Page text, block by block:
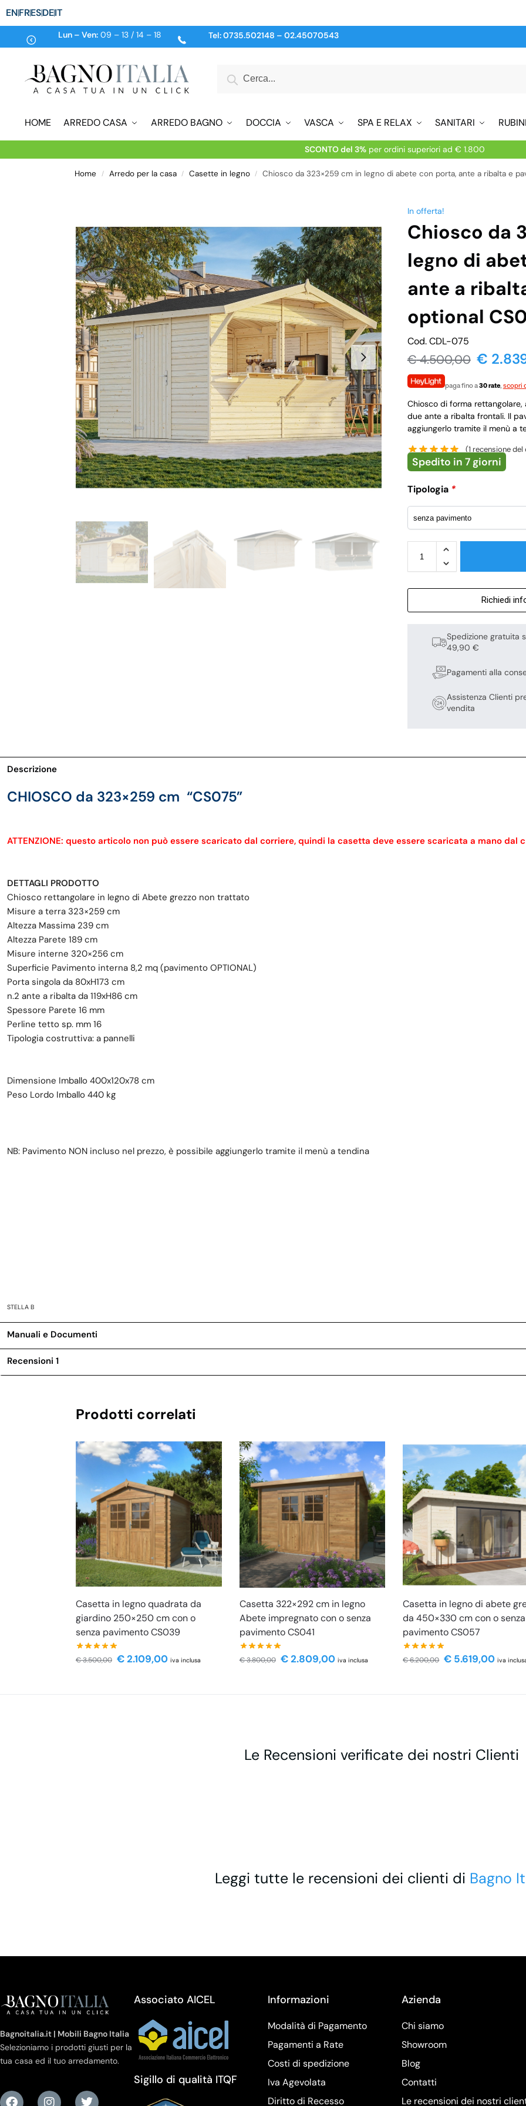
ENFRESDEIT
Lun – Ven:09 – 13 / 14 – 18 Tel:0735.502148 – 02.45070543
HOME ARREDO CASA ARREDO BAGNO DOCCIA VASCA SPA E RELAX SANITARI
SCONTO del 3%per ordini superiori ad € 1.800
Home / Arredo per la casa / Casette in legno / Chiosco da 323×259 cm in legno di abete con porta, ante a ribalta e
In offerta!
Chiosco da
legno di
ante a
optional
Cod. CDL-075
€4.500,00 €
paga fino a30 rate, scopri
Chiosco di forma
due ante a ribalta frontali. Il
aggiungerlo tramite il menù a
(1 recensione del
Spedito in 7 giorni
Tipologia *
Richiedi
Spedizione gratuita
49,90 €
Pagamenti alla
Assistenza Clienti
vendita
Descrizione
CHIOSCO da 323×259 cm “CS075”
ATTENZIONE: questo articolo non può essere scaricato dal corriere, quindi la casetta deve essere scaricata a mano
DETTAGLI PRODOTTO
Chiosco rettangolare in legno di Abete grezzo non trattato
Misure a terra 323×259 cm
Altezza Massima 239 cm
Altezza Parete 189 cm
Misure interne 320×256 cm
Superficie Pavimento interna 8,2 mq (pavimento OPTIONAL)
Porta singola da 80xH173 cm
n.2 ante a ribalta da 119xH86 cm
Spessore Parete 16 mm
Perline tetto sp. mm 16
Tipologia costruttiva: a pannelli
Dimensione Imballo 400x120x78 cm
Peso Lordo Imballo 440 kg
NB: Pavimento NON incluso nel prezzo, è possibile aggiungerlo tramite il menù a tendina
STELLA B
Manuali e Documenti
Recensioni 1
Prodotti correlati
Casetta in legno quadrata da
giardino 250×250 cm con o
senza pavimento CS039
€3.500,00 €2.109,00 iva inclusa
Casetta 322×292 cm in legno
Abete impregnato con o senza
pavimento CS041
€3.800,00 €2.809,00 iva inclusa
Casetta in legno di abete
da 450×330 cm con o senza
pavimento CS057
€6.200,00 € 5.619,00 iva
Le Recensioni verificate dei nostri Clienti
Leggi tutte le recensioni dei clienti di Bagno
Bagnoitalia.it | Mobili Bagno Italia
Selezioniamo i prodotti giusti per la
tua casa ed il tuo arredamento.
Associato AICEL
Sigillo di qualità ITQF
Informazioni
Modalità di Pagamento
Pagamenti a Rate
Costi di spedizione
Iva Agevolata
Diritto di Recesso
Azienda
Chi siamo
Showroom
Blog
Contatti
Le recensioni dei nostri